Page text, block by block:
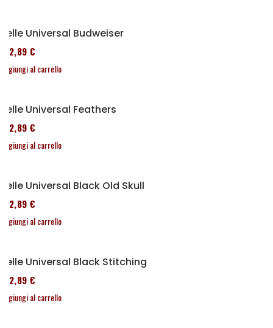
Selle Universal Budweiser
152,89 €
Aggiungi al carrello
Selle Universal Feathers
152,89 €
Aggiungi al carrello
Selle Universal Black Old Skull
152,89 €
Aggiungi al carrello
Selle Universal Black Stitching
152,89 €
Aggiungi al carrello